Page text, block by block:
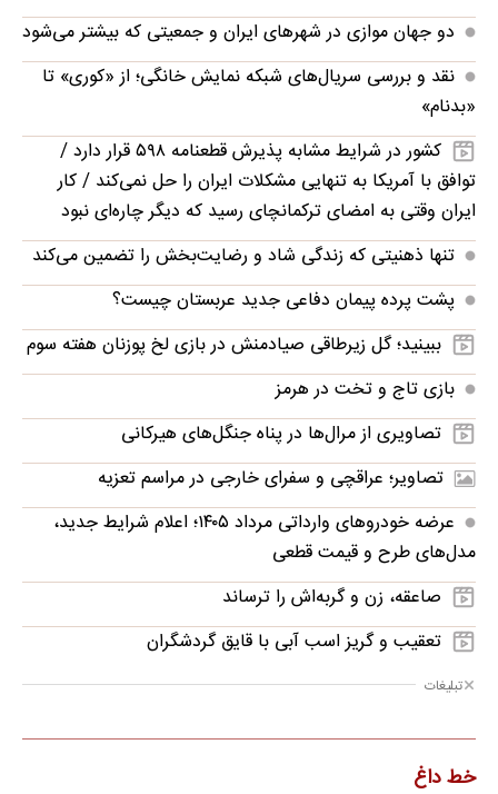
دو جهان موازی در شهرهای ایران و جمعیتی که بیشتر می‌شود
نقد و بررسی سریال‌های شبکه نمایش خانگی؛ از «کوری» تا
«بدنام»
کشور در شرایط مشابه پذیرش قطعنامه ۵۹۸ قرار دارد /
توافق با آمریکا به تنهایی مشکلات ایران را حل نمی‌کند / کار
ایران وقتی به امضای ترکمانچای رسید که دیگر چاره‌ای نبود
تنها ذهنیتی که زندگی شاد و رضایت‌بخش را تضمین می‌کند
پشت پرده پیمان دفاعی جدید عربستان چیست؟
ببینید؛ گل زیرطاقی صیادمنش در بازی لخ پوزنان هفته سوم
بازی تاج و تخت در هرمز
تصاویری از مرال‌ها در پناه جنگل‌های هیرکانی
تصاویر؛ عراقچی و سفرای خارجی در مراسم تعزیه
عرضه خودروهای وارداتی مرداد ۱۴۰۵؛ اعلام شرایط جدید،
مدل‌های طرح و قیمت قطعی
صاعقه، زن و گربه‌اش را ترساند
تعقیب و گریز اسب آبی با قایق گردشگران
تبلیغات
خط داغ